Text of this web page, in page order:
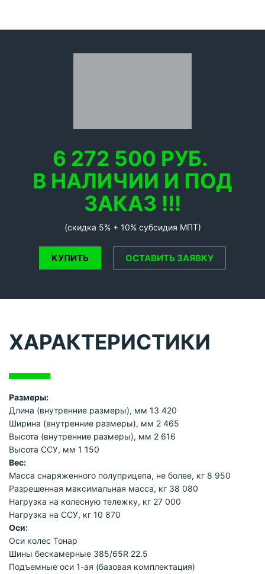
6 272 500 РУБ.
В НАЛИЧИИ И ПОД
ЗАКАЗ !!!
(скидка 5% + 10% субсидия МПТ)
КУПИТЬ ОСТАВИТЬ ЗАЯВКУ
ХАРАКТЕРИСТИКИ
Размеры:
Длина (внутренние размеры), мм 13 420
Ширина (внутренние размеры), мм 2 465
Высота (внутренние размеры), мм 2 616
Высота ССУ, мм 1 150
Вес:
Масса снаряженного полуприцепа, не более, кг 8 950
Разрешенная максимальная масса, кг 38 080
Нагрузка на колесную тележку, кг 27 000
Нагрузка на ССУ, кг 10 870
Оси:
Оси колес Тонар
Шины бескамерные 385/65R 22.5
Подъемные оси 1-ая (базовая комплектация)